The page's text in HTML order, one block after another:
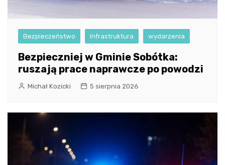
Bezpieczeństwo Infrastruktura wydarzenia
Bezpieczniej w Gminie Sobótka:
ruszają prace naprawcze po powodzi
Michał Kozicki 5 sierpnia 2026